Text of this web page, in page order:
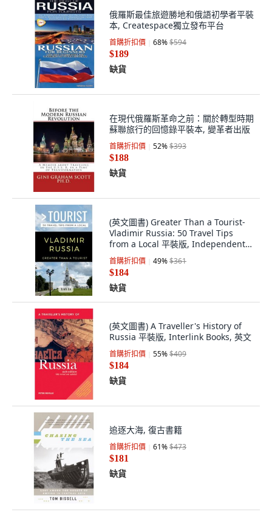
俄羅斯最佳旅遊勝地和俄語初學者平裝
本, Createspace獨立發布平台
首購折扣價 68%$594
$189
缺貨
在現代俄羅斯革命之前：關於轉型時期
蘇聯旅行的回憶錄平裝本, 變革者出版
首購折扣價 52%$393
$188
缺貨
(英文圖書) Greater Than a Tourist-
Vladimir Russia: 50 Travel Tips
from a Local 平裝版, Independently
Published, 英文
首購折扣價 49%$361
$184
缺貨
(英文圖書) A Traveller's History of
Russia 平裝版, Interlink Books, 英文
首購折扣價 55%$409
$184
缺貨
追逐大海, 復古書籍
首購折扣價 61%$473
$181
缺貨